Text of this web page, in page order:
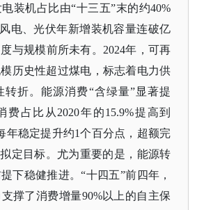
装机占比由“十三五”末的约40%
电、光伏年新增装机容量连破亿
与规模前所未有。2024年，可再
历史性超过煤电，标志着电力供
转折。能源消费“含绿量”显著提
费占比从2020年的15.9%提高到
年稳定提升约1个百分点，超额完
定目标。尤为重要的是，能源转
下稳健推进。“十四五”前四年，
撑了消费增量90%以上的自主保